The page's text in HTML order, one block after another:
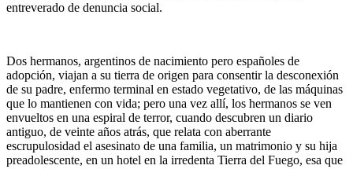
entreverado de denuncia social.
Dos hermanos, argentinos de nacimiento pero españoles de
adopción, viajan a su tierra de origen para consentir la desconexión
de su padre, enfermo terminal en estado vegetativo, de las máquinas
que lo mantienen con vida; pero una vez allí, los hermanos se ven
envueltos en una espiral de terror, cuando descubren un diario
antiguo, de veinte años atrás, que relata con aberrante
escrupulosidad el asesinato de una familia, un matrimonio y su hija
preadolescente, en un hotel en la irredenta Tierra del Fuego, esa que